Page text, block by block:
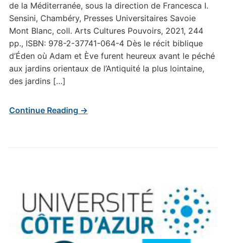
de la Méditerranée, sous la direction de Francesca I.
Sensini, Chambéry, Presses Universitaires Savoie
Mont Blanc, coll. Arts Cultures Pouvoirs, 2021, 244
pp., ISBN: 978-2-37741-064-4 Dès le récit biblique
d’Éden où Adam et Ève furent heureux avant le péché
aux jardins orientaux de l’Antiquité la plus lointaine,
des jardins […]
Continue Reading →